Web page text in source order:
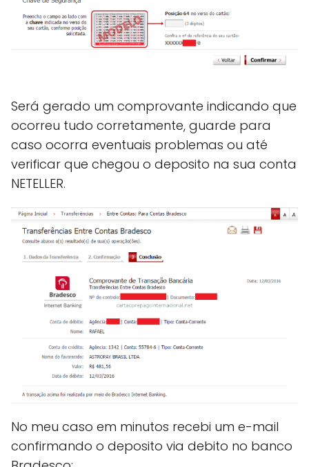
Será gerado um comprovante indicando que
ocorreu tudo corretamente, guarde para
caso ocorra eventuais problemas ou até
verificar que chegou o deposito na sua conta
NETELLER.
No meu caso em minutos recebi um e-mail
confirmando o deposito via debito no banco